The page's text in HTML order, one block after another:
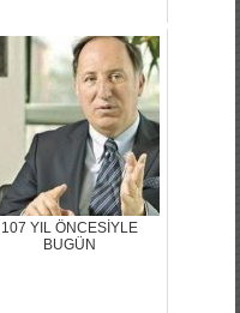
107 YIL ÖNCESİYLE
BUGÜN